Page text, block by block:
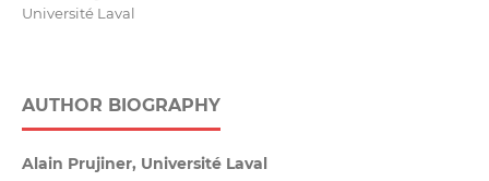
Université Laval
AUTHOR BIOGRAPHY
Alain Prujiner, Université Laval